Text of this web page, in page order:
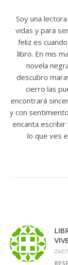
Soy una
vidas y para
feliz es
libro. En mis
novela
descubro
cierro las
encontrará
y con
encanta
lo que ves
26/